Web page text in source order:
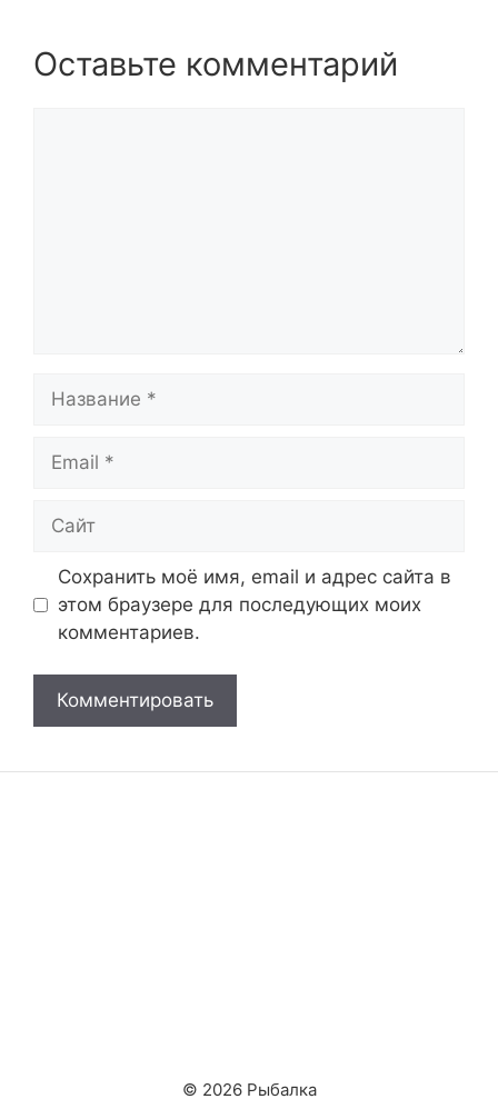
Оставьте комментарий
Сохранить моё имя, email и адрес сайта в
этом браузере для последующих моих
комментариев.
© 2026 Рыбалка